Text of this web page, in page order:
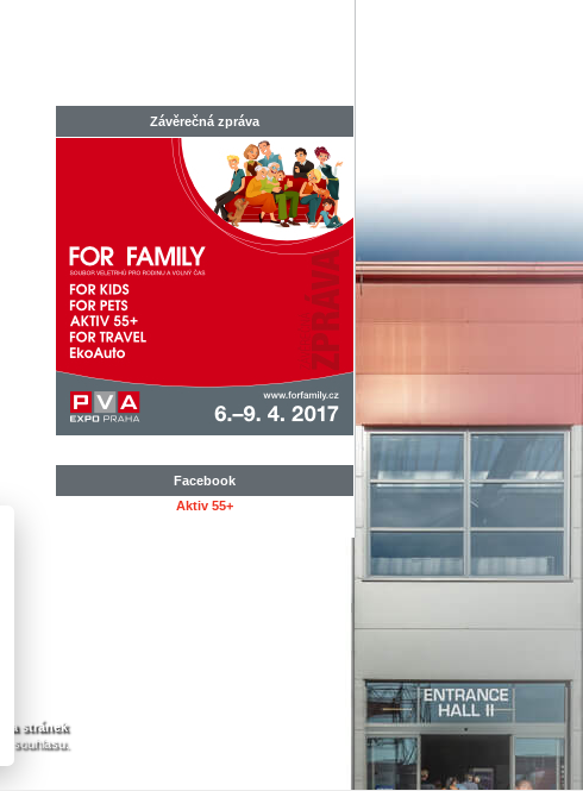
Závěrečná zpráva
Facebook
Aktiv 55+
stránek
souhlasu.